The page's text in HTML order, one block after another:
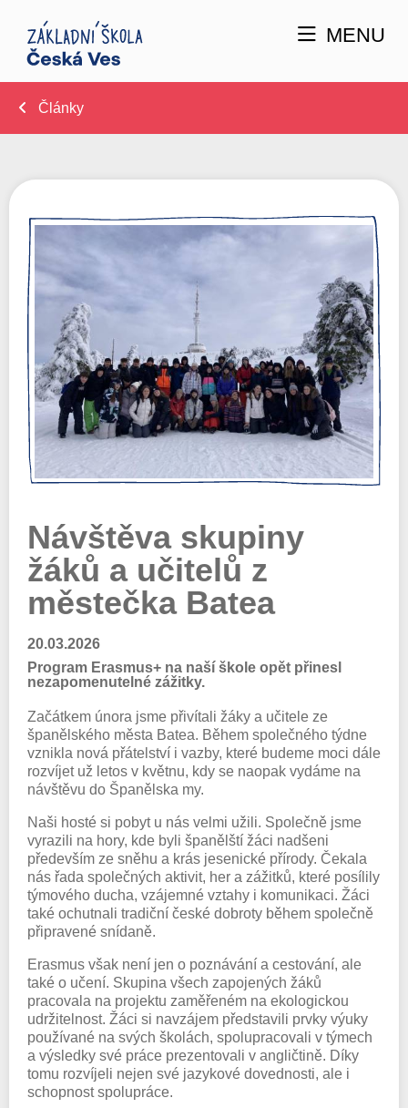
MENU
Články
Návštěva skupiny
žáků a učitelů z
městečka Batea
20.03.2026
Program Erasmus+ na naší škole opět přinesl
nezapomenutelné zážitky.
Začátkem února jsme přivítali žáky a učitele ze
španělského města Batea. Během společného týdne
vznikla nová přátelství i vazby, které budeme moci dále
rozvíjet už letos v květnu, kdy se naopak vydáme na
návštěvu do Španělska my.
Naši hosté si pobyt u nás velmi užili. Společně jsme
vyrazili na hory, kde byli španělští žáci nadšeni
především ze sněhu a krás jesenické přírody. Čekala
nás řada společných aktivit, her a zážitků, které posílily
týmového ducha, vzájemné vztahy i komunikaci. Žáci
také ochutnali tradiční české dobroty během společně
připravené snídaně.
Erasmus však není jen o poznávání a cestování, ale
také o učení. Skupina všech zapojených žáků
pracovala na projektu zaměřeném na ekologickou
udržitelnost. Žáci si navzájem představili prvky výuky
používané na svých školách, spolupracovali v týmech
a výsledky své práce prezentovali v angličtině. Díky
tomu rozvíjeli nejen své jazykové dovednosti, ale i
schopnost spolupráce.